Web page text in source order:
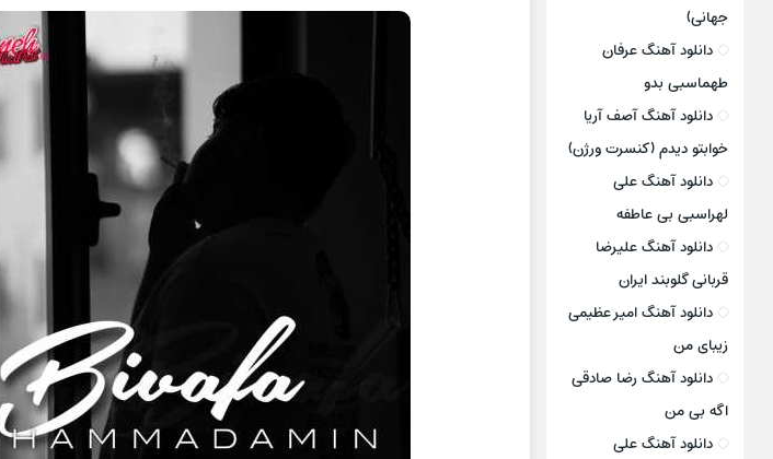
جهانی)
دانلود آهنگ عرفان
طهماسبی بدو
دانلود آهنگ آصف آریا
خوابتو دیدم (کنسرت ورژن)
دانلود آهنگ علی
لهراسبی بی عاطفه
دانلود آهنگ علیرضا
قربانی گلوبند ایران
دانلود آهنگ امیر عظیمی
زیبای من
دانلود آهنگ رضا صادقی
اگه بی من
دانلود آهنگ علی